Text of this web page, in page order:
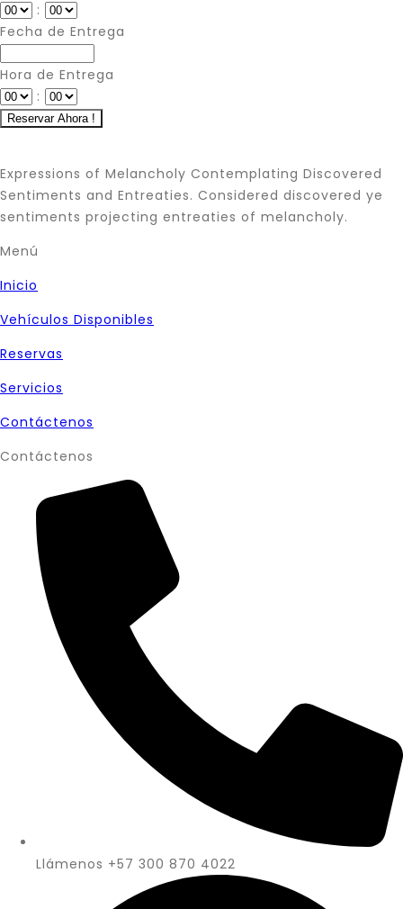
:
Fecha de Entrega
Hora de Entrega
:
Expressions of Melancholy Contemplating Discovered
Sentiments and Entreaties. Considered discovered ye
sentiments projecting entreaties of melancholy.
Menú
Inicio
Vehículos Disponibles
Reservas
Servicios
Contáctenos
Contáctenos
Llámenos +57 300 870 4022